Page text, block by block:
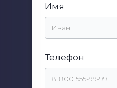
Имя
Телефон